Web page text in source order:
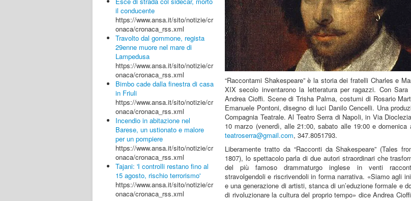
il conducente
https://www.ansa.it/sito/notizie/cr
onaca/cronaca_rss.xml
Travolto dal gommone, regista
29enne muore nel mare di
Lampedusa
https://www.ansa.it/sito/notizie/cr
onaca/cronaca_rss.xml
Bimbo cade dalla finestra di casa
in Friuli
https://www.ansa.it/sito/notizie/cr
onaca/cronaca_rss.xml
Incendio in abitazione nel
Barese, un ustionato e malore
per un pompiere
https://www.ansa.it/sito/notizie/cr
onaca/cronaca_rss.xml
Tajani: 'I controlli restano fino al
15 agosto, rischio terrorismo'
https://www.ansa.it/sito/notizie/cr
onaca/cronaca_rss.xml
“Raccontami Shakespeare” è la storia dei fratelli Charles e
XIX secolo inventarono la letteratura per ragazzi. Con Sara
Andrea Cioffi. Scene di Trisha Palma, costumi di Rosario
Emanuele Pontoni, disegno di luci Danilo Cencelli. Una
Compagnia Teatrale. Al Teatro Serra di Napoli, in Via
10 marzo (venerdì, alle 21:00, sabato alle 19:00 e domenica
teatroserra@gmail.com, 347.8051793.
Liberamente tratto da “Racconti da Shakespeare” (Tales
1807), lo spettacolo parla di due autori straordinari che
del più famoso drammaturgo inglese in venti
stravolgendoli e riscrivendoli in forma narrativa. «Siamo agli
e una generazione di artisti, stanca di un’eduzione formale e
di rivoluzionare la cultura del proprio tempo» dice Andrea